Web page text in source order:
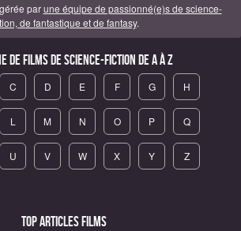
parune équipe de passionné(e)s de science-
de fantastique et de fantasy.
de Films de science-fiction de A à Z
C D E F G H
L M N O P Q
U V W X Y Z
Top articles Films